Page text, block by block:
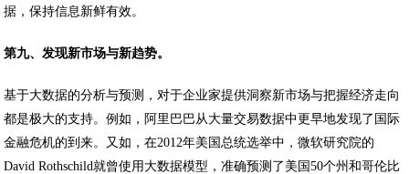
据，保持信息新鲜有效。
第九、发现新市场与新趋势。
基于大数据的分析与预测，对于企业家提供洞察新市场与把握经济走向
都是极大的支持。例如，阿里巴巴从大量交易数据中更早地发现了国际
金融危机的到来。又如，在2012年美国总统选举中，微软研究院的
David Rothschild就曾使用大数据模型，准确预测了美国50个州和哥伦比